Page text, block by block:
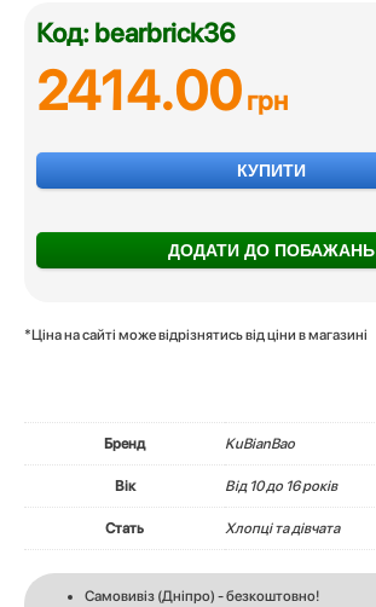
Код: bearbrick36
2414.00грн
КУПИТИ
ДОДАТИ ДО ПОБАЖАНЬ
*Ціна на сайті може відрізнятись від ціни в магазині
Бренд KuBianBao
Вік Вiд 10 до 16 років
Стать Хлопці та дівчата
Самовивіз (Дніпро) - безкоштовно!